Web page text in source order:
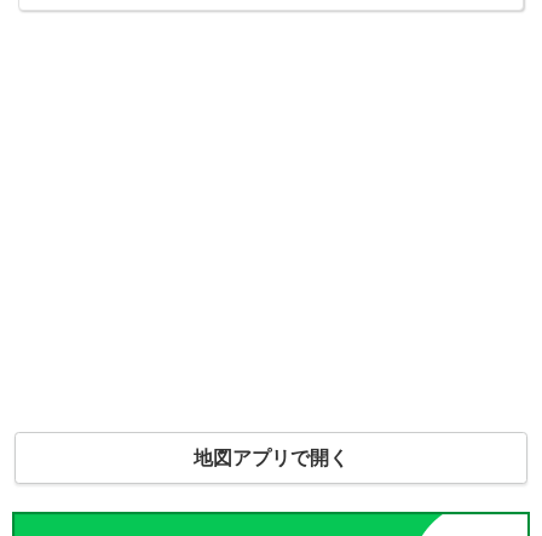
地図アプリで開く